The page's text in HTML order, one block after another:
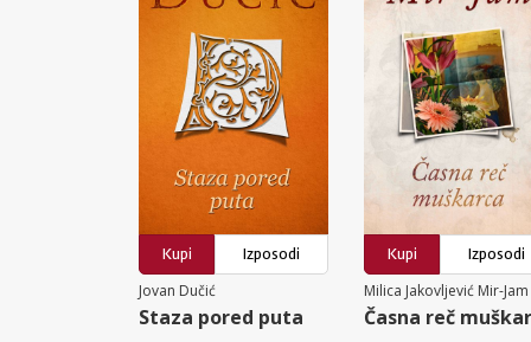
Kupi
Izposodi
Jovan Dučić
Staza pored puta
Kupi
Izposodi
Milica Jakovljević Mir-Jam
Časna reč